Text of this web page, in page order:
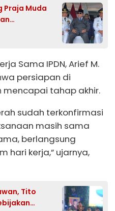
Praja Muda
Sama IPDN, Arief M.
persiapan di
mencapai tahap akhir.
sudah terkonfirmasi
masih sama
berlangsung
hari kerja,” ujarnya,
Tito